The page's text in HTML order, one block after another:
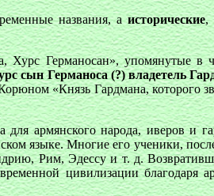
названия, аисторические,
Германосан», упомянутые в
сын Германоса (?) владетель
«Князь Гардмана, которого
армянского народа, иверов и
языке. Многие его ученики,
Рим, Эдессу и т. д.
цивилизации благодаря